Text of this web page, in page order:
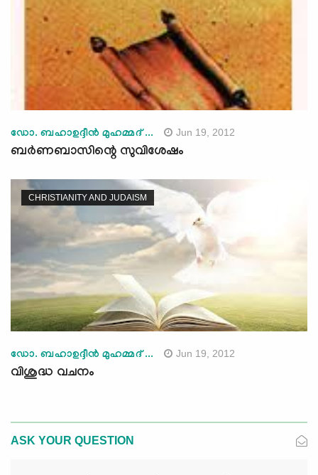
ഡോ. ബഹാഉദ്ദീന്‍ മുഹമ്മദ് ... Jun 19, 2012
ബര്‍ണബാസിന്റെ സുവിശേഷം
CHRISTIANITY AND JUDAISM
ഡോ. ബഹാഉദ്ദീന്‍ മുഹമ്മദ് ... Jun 19, 2012
വിശുദ്ധ വചനം
ASK YOUR QUESTION